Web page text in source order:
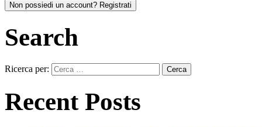
Non possiedi un account? Registrati
Search
Ricerca per:
Recent Posts